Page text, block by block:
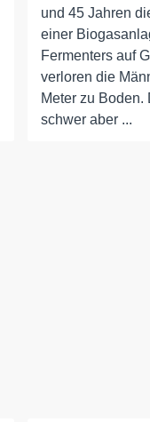
und 45 Jahren
einer
Fermenters auf
verloren die
Meter zu Boden.
schwer aber ...